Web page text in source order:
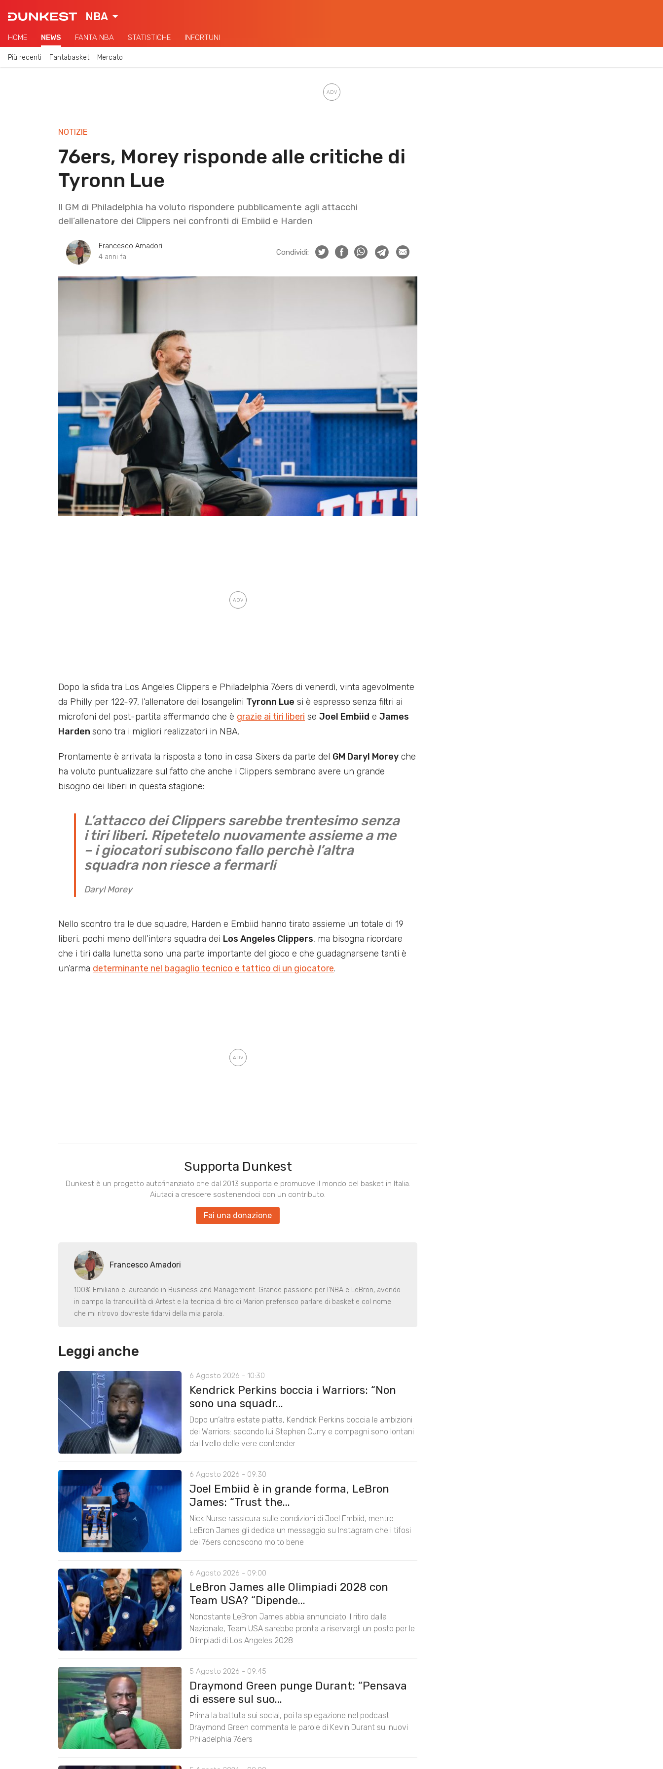
NBA
HOME NEWS FANTA NBA STATISTICHE INFORTUNI
Più recenti Fantabasket Mercato
NOTIZIE
76ers, Morey risponde alle critiche di
Tyronn Lue
Il GM di Philadelphia ha voluto rispondere pubblicamente agli attacchi
dell’allenatore dei Clippers nei confronti di Embiid e Harden
Francesco Amadori
4 anni fa
Condividi:
Dopo la sfida tra Los Angeles Clippers e Philadelphia 76ers di venerdì, vinta agevolmente
da Philly per 122-97, l’allenatore dei losangelini Tyronn Lue si è espresso senza filtri ai
microfoni del post-partita affermando che è grazie ai tiri liberi se Joel Embiid e James
Harden sono tra i migliori realizzatori in NBA.
Prontamente è arrivata la risposta a tono in casa Sixers da parte del GM Daryl Morey che
ha voluto puntualizzare sul fatto che anche i Clippers sembrano avere un grande
bisogno dei liberi in questa stagione:
L’attacco dei Clippers sarebbe trentesimo senza
i tiri liberi. Ripetetelo nuovamente assieme a me
– i giocatori subiscono fallo perchè l’altra
squadra non riesce a fermarli
Daryl Morey
Nello scontro tra le due squadre, Harden e Embiid hanno tirato assieme un totale di 19
liberi, pochi meno dell’intera squadra dei Los Angeles Clippers, ma bisogna ricordare
che i tiri dalla lunetta sono una parte importante del gioco e che guadagnarsene tanti è
un’arma determinante nel bagaglio tecnico e tattico di un giocatore.
Supporta Dunkest
Dunkest è un progetto autofinanziato che dal 2013 supporta e promuove il mondo del basket in Italia.
Aiutaci a crescere sostenendoci con un contributo.
Fai una donazione
Francesco Amadori
100% Emiliano e laureando in Business and Management. Grande passione per l’NBA e LeBron, avendo
in campo la tranquillità di Artest e la tecnica di tiro di Marion preferisco parlare di basket e col nome
che mi ritrovo dovreste fidarvi della mia parola.
Leggi anche
6 Agosto 2026 - 10:30
Kendrick Perkins boccia i Warriors: “Non
sono una squadr...
Dopo un’altra estate piatta, Kendrick Perkins boccia le ambizioni
dei Warriors: secondo lui Stephen Curry e compagni sono lontani
dal livello delle vere contender
6 Agosto 2026 - 09:30
Joel Embiid è in grande forma, LeBron
James: “Trust the...
Nick Nurse rassicura sulle condizioni di Joel Embiid, mentre
LeBron James gli dedica un messaggio su Instagram che i tifosi
dei 76ers conoscono molto bene
6 Agosto 2026 - 09:00
LeBron James alle Olimpiadi 2028 con
Team USA? “Dipende...
Nonostante LeBron James abbia annunciato il ritiro dalla
Nazionale, Team USA sarebbe pronta a riservargli un posto per le
Olimpiadi di Los Angeles 2028
5 Agosto 2026 - 09:45
Draymond Green punge Durant: “Pensava
di essere sul suo...
Prima la battuta sui social, poi la spiegazione nel podcast.
Draymond Green commenta le parole di Kevin Durant sui nuovi
Philadelphia 76ers